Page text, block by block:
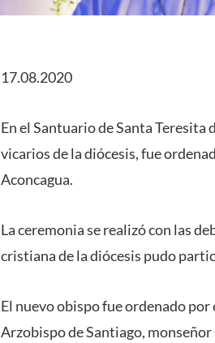
17.08.2020
En el Santuario de Santa Teresita
vicarios de la diócesis, fue
Aconcagua.
La ceremonia se realizó con las
cristiana de la diócesis pudo
El nuevo obispo fue ordenado
Arzobispo de Santiago,